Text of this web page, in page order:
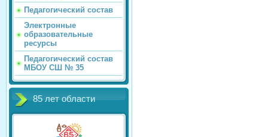
Педагогический состав
Электронные
образовательные
ресурсы
Педагогический состав
МБОУ СШ № 35
85 лет области